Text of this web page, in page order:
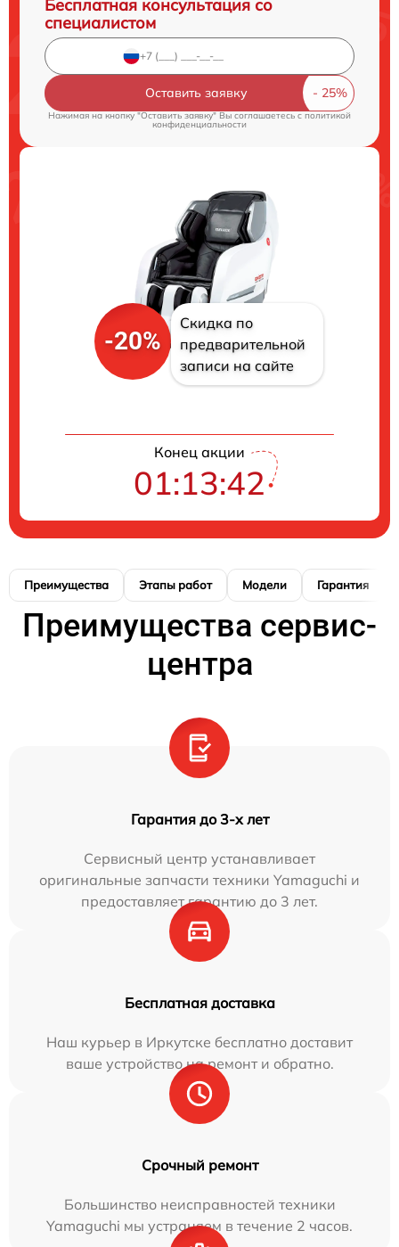
Бесплатная консультация со
специалистом
Оставить заявку
Нажимая на кнопку "Оставить заявку" Вы соглашаетесь cполитикой
конфиденциальности
-20%
Скидка по
предварительной
записи на сайте
Конец акции
01:13:41
Преимущества Этапы работ Модели Гарантия
Преимущества сервис-
центра
Гарантия до 3-х лет
Сервисный центр устанавливает
оригинальные запчасти техники Yamaguchi и
предоставляет гарантию до 3 лет.
Бесплатная доставка
Наш курьер в Иркутске бесплатно доставит
ваше устройство на ремонт и обратно.
Срочный ремонт
Большинство неисправностей техники
Yamaguchi мы устраняем в течение 2 часов.